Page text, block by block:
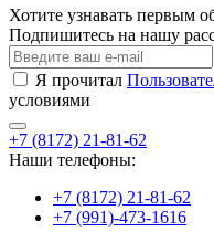
Хотите узнавать первым
Подпишитесь на нашу
Я прочитал
условиями
+7 (8172) 21-81-62
Наши телефоны:
+7 (8172) 21-81-62
+7 (991)-473-1616